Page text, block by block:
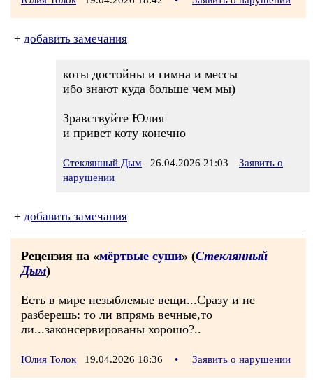
+ добавить замечания
коты достойны и гимна и мессы
ибо знают куда больше чем мы)
Зравствуйте Юлия
и привет коту конечно
Стеклянный Дым 26.04.2026 21:03
Заявить о
нарушении
+ добавить замечания
Рецензия на «мёртвые суши» (Стеклянный
Дым)
Есть в мире незыблемые вещи...Сразу и не
разберешь: то ли впрямь вечные,то
ли...законсервированы хорошо?..
Юлия Толок 19.04.2026 18:36 • Заявить о нарушении